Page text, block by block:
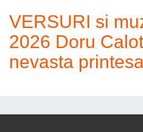
VERSURI si
2026 Doru
nevasta